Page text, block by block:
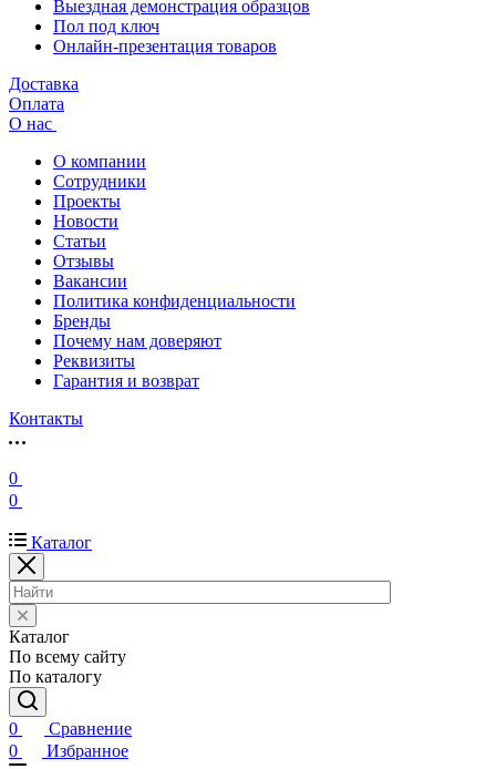
Выездная демонстрация образцов
Пол под ключ
Онлайн-презентация товаров
Доставка
Оплата
О нас
О компании
Сотрудники
Проекты
Новости
Статьи
Отзывы
Вакансии
Политика конфиденциальности
Бренды
Почему нам доверяют
Реквизиты
Гарантия и возврат
Контакты
0
0
Каталог
Каталог
По всему сайту
По каталогу
0
Сравнение
0
Избранное